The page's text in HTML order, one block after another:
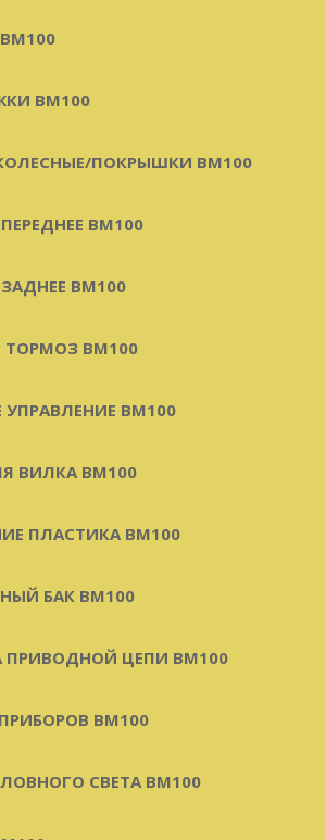
BM100
ПОКРЫШКИ BM100
BM100
BM100
BM100
УПРАВЛЕНИЕ BM100
ВИЛКА BM100
ПЛАСТИКА BM100
БАК BM100
ЦЕПИ BM100
BM100
СВЕТА BM100